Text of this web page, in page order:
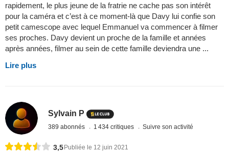
rapidement, le plus jeune de la fratrie ne cache pas son intérêt
pour la caméra et c’est à ce moment-là que Davy lui confie son
petit camescope avec lequel Emmanuel va commencer à filmer
ses proches. Davy devient un proche de la famille et années
après années, filmer au sein de cette famille deviendra une ...
Lire plus
Sylvain P
389 abonnés 1 434 critiques Suivre son activité
3,5 Publiée le 12 juin 2021